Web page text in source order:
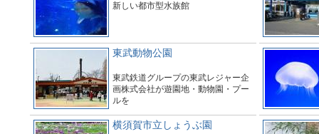
新しい都市型水族館
東武動物公園
東武鉄道グループの東武レジャー企
画株式会社が遊園地・動物園・プー
ルを
施設である。
横須賀市立しょうぶ園